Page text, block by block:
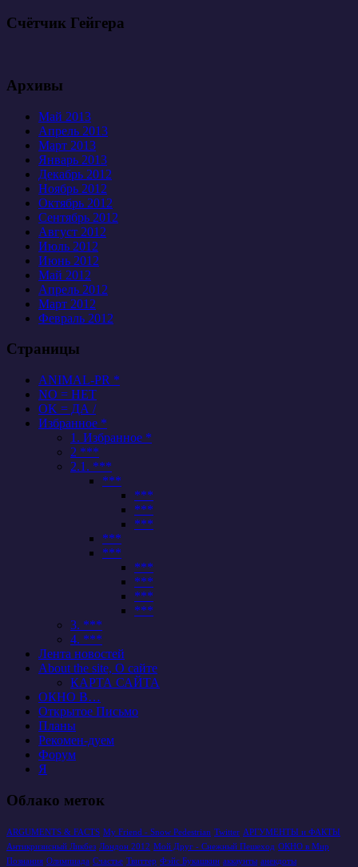
Счётчик Гейгера
Архивы
Май 2013
Апрель 2013
Март 2013
Январь 2013
Декабрь 2012
Ноябрь 2012
Октябрь 2012
Сентябрь 2012
Август 2012
Июль 2012
Июнь 2012
Май 2012
Апрель 2012
Март 2012
Февраль 2012
Страницы
ANIMAL-PR *
NO = НЕТ
OK = ДА /
Избранное *
1. Избранное *
2 ***
2.1. ***
***
***
***
***
***
***
***
***
***
***
3. ***
4. ***
Лента новостей
About the site, О сайте
КАРТА САЙТА
ОКНО В…
Открытое Письмо
Планы
Рекомен-дуем
Форум
Я
Облако меток
ARGUMENTS & FACTS My Friend - Snow Pedestrian Twitter АРГУМЕНТЫ и ФАКТЫ
Антикризисный Ликбез Лондон 2012 Мой Друг - Снежный Пешеход ОКНО в Мир
Познания Олимпиада Счастье Твиттер Фэйс Букашкин аккаунты анекдоты